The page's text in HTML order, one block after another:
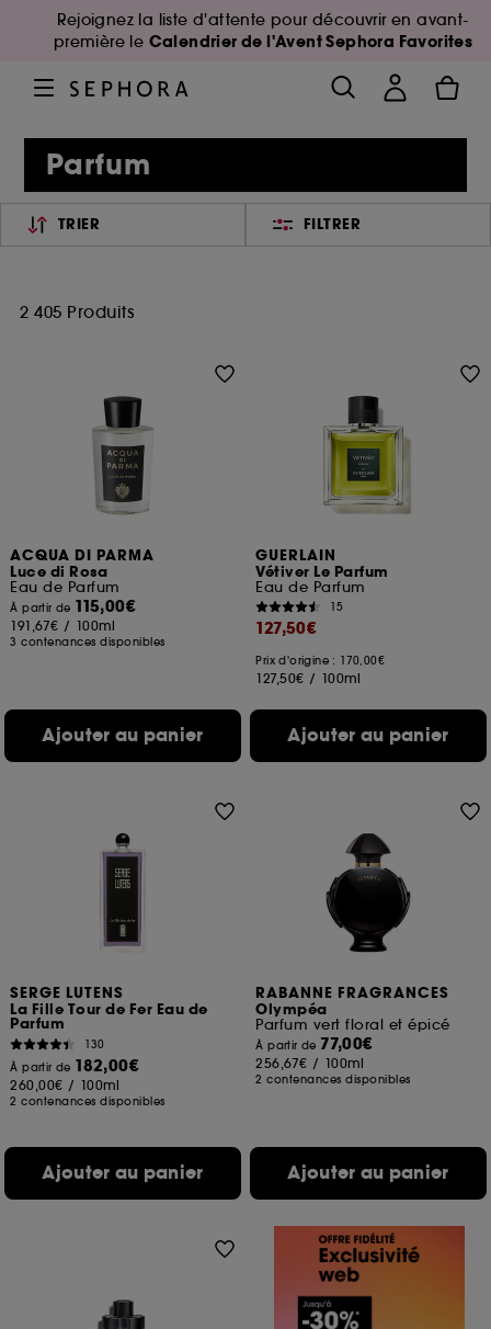
Rejoignez la liste d'attente pour découvrir en avant-
première le Calendrier de l'Avent Sephora Favorites
Parfum
TRIER FILTRER
2 405 Produits
ACQUA DI PARMA
Luce di Rosa
Eau de Parfum
À partir de 115,00€
191,67€ / 100ml
3 contenances disponibles
Ajouter au panier
GUERLAIN
Vétiver Le Parfum
Eau de Parfum
15
127,50€
Prix d'origine : 170,00€
127,50€ / 100ml
Ajouter au panier
SERGE LUTENS
La Fille Tour de Fer Eau de
Parfum
130
À partir de 182,00€
260,00€ / 100ml
2 contenances disponibles
Ajouter au panier
RABANNE FRAGRANCES
Olympéa
Parfum vert floral et épicé
À partir de 77,00€
256,67€ / 100ml
2 contenances disponibles
Ajouter au panier